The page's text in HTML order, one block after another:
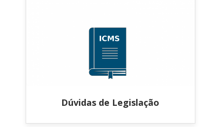
Dúvidas de Legislação